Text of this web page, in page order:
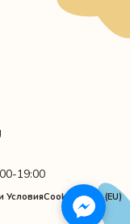
19:00
УсловияCookie Policy (EU)